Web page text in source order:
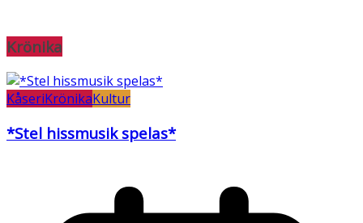
Krönika
KåseriKrönikaKultur
*Stel hissmusik spelas*